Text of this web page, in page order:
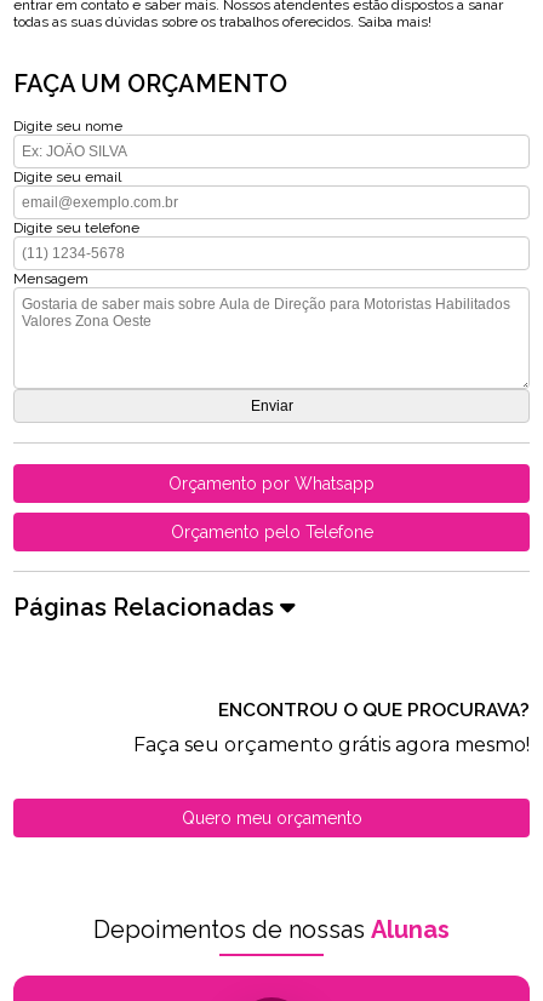
entrar em contato e saber mais. Nossos atendentes estão dispostos a sanar
todas as suas dúvidas sobre os trabalhos oferecidos. Saiba mais!
FAÇA UM ORÇAMENTO
Digite seu nome
Digite seu email
Digite seu telefone
Mensagem
Orçamento por Whatsapp
Orçamento pelo Telefone
Páginas Relacionadas
ENCONTROU O QUE PROCURAVA?
Faça seu orçamento grátis agora mesmo!
Quero meu orçamento
Depoimentos de nossas Alunas